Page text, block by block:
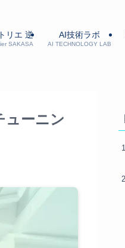
リエ 逆
SAKASA
AI技術ラボ
AI TECHNOLOGY LAB
ューニン